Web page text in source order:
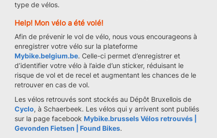
type de vélos.
Help! Mon vélo a été volé!
Afin de prévenir le vol de vélo, nous vous encourageons à
enregistrer votre vélo sur la plateforme
Mybike.belgium.be. Celle-ci permet d’enregistrer et
d’identifier votre vélo à l’aide d’un sticker, réduisant le
risque de vol et de recel et augmentant les chances de le
retrouver en cas de vol.
Les vélos retrouvés sont stockés au Dépôt Bruxellois de
Cyclo, à Schaerbeek. Les vélos qui y arrivent sont publiés
sur la page facebook Mybike.brussels Vélos retrouvés |
Gevonden Fietsen | Found Bikes.